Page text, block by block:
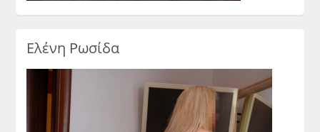
Ελένη Ρωσίδα